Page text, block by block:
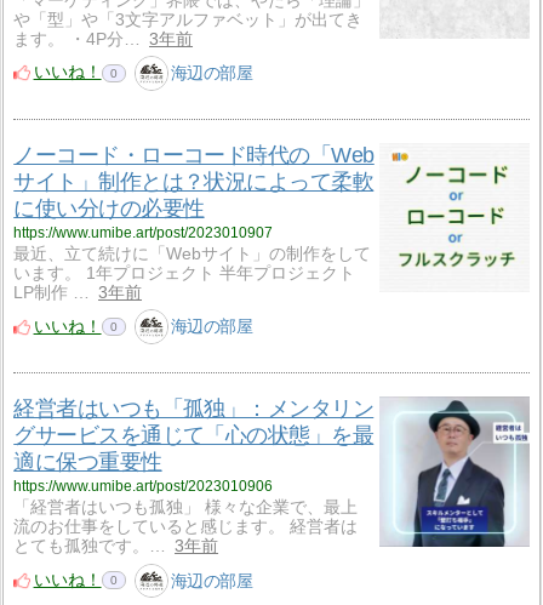
や「型」や「3文字アルファベット」が出てき
ます。 ・4P分…
3年前
いいね！
0 海辺の部屋
ノーコード・ローコード時代の「Web
サイト」制作とは？状況によって柔軟
に使い分けの必要性
https://www.umibe.art/post/2023010907
最近、立て続けに「Webサイト」の制作をして
います。 1年プロジェクト 半年プロジェクト
LP制作 …
3年前
いいね！
0 海辺の部屋
経営者はいつも「孤独」：メンタリン
グサービスを通じて「心の状態」を最
適に保つ重要性
https://www.umibe.art/post/2023010906
「経営者はいつも孤独」 様々な企業で、最上
流のお仕事をしていると感じます。 経営者は
とても孤独です。…
3年前
いいね！
0 海辺の部屋